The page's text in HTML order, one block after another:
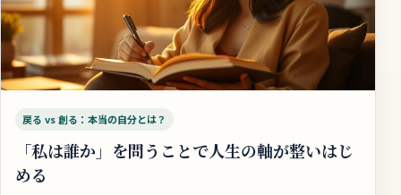
戻る vs 創る：本当の自分とは？
「私は誰か」を問うことで人生の軸が整いはじ
める